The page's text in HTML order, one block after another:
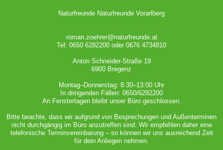
Naturfreunde Naturfreunde Vorarlberg
roman.zoehrer@naturfreunde.at
Tel: 0650 6282200 oder 0676 4734810
Anton Schneider-Straße 19
6900 Bregenz
Montag–Donnerstag: 8:30–13:00 Uhr
In dringenden Fällen: 0650/6282200
An Fenstertagen bleibt unser Büro geschlossen.
Bitte beachte, dass wir aufgrund von Besprechungen und Außenterminen
nicht durchgängig im Büro anzutreffen sind. Wir empfehlen daher eine
telefonische Terminvereinbarung – so können wir uns ausreichend Zeit
für dein Anliegen nehmen.